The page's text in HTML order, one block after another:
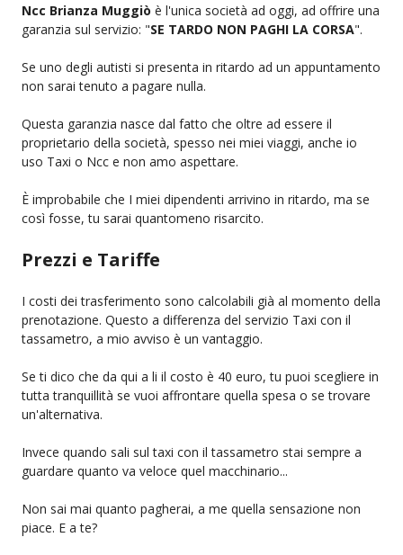
Ncc Brianza Muggiò è l'unica società ad oggi, ad offrire una
garanzia sul servizio: "SE TARDO NON PAGHI LA CORSA".
Se uno degli autisti si presenta in ritardo ad un appuntamento
non sarai tenuto a pagare nulla.
Questa garanzia nasce dal fatto che oltre ad essere il
proprietario della società, spesso nei miei viaggi, anche io
uso Taxi o Ncc e non amo aspettare.
È improbabile che I miei dipendenti arrivino in ritardo, ma se
così fosse, tu sarai quantomeno risarcito.
Prezzi e Tariffe
I costi dei trasferimento sono calcolabili già al momento della
prenotazione. Questo a differenza del servizio Taxi con il
tassametro, a mio avviso è un vantaggio.
Se ti dico che da qui a li il costo è 40 euro, tu puoi scegliere in
tutta tranquillità se vuoi affrontare quella spesa o se trovare
un'alternativa.
Invece quando sali sul taxi con il tassametro stai sempre a
guardare quanto va veloce quel macchinario...
Non sai mai quanto pagherai, a me quella sensazione non
piace. E a te?